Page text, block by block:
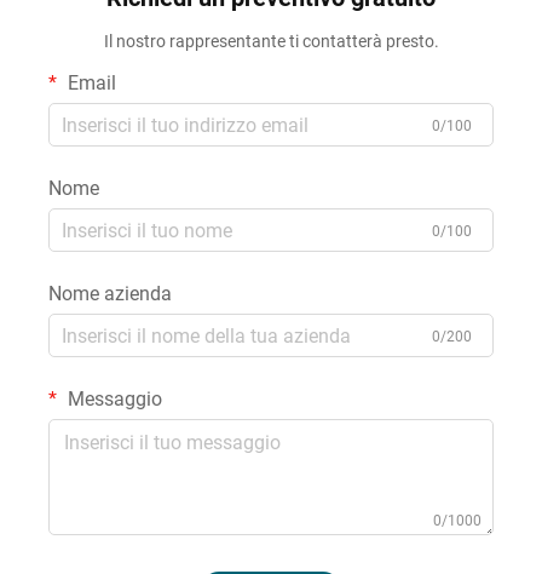
Il nostro rappresentante ti contatterà presto.
Email
0/100
Nome
0/100
Nome azienda
0/200
Messaggio
0/1000